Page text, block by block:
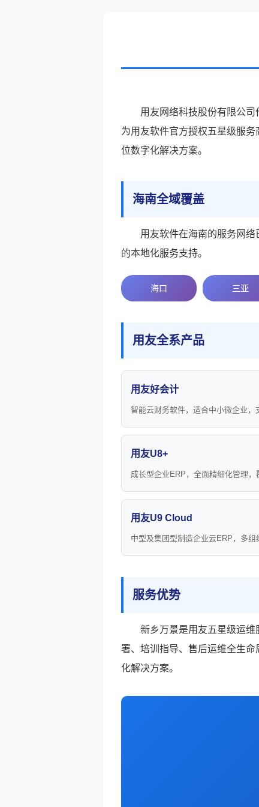
用友网络科技股份有限公
为用友软件官方授权五星级服
位数字化解决方案。
海南全域覆盖
用友软件在海南的服务网
的本地化服务支持。
海口 三亚
用友全系产品
用友好会计
智能云财务软件，适合中小微企业
用友U8+
成长型企业ERP，全面精细化管理
用友U9 Cloud
中型及集团型制造企业云ERP，多
服务优势
新乡万景是用友五星级运
署、培训指导、售后运维全生
化解决方案。